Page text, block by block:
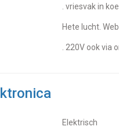
. vriesvak in
hete lucht.
. 220V ook via
Elektrisch